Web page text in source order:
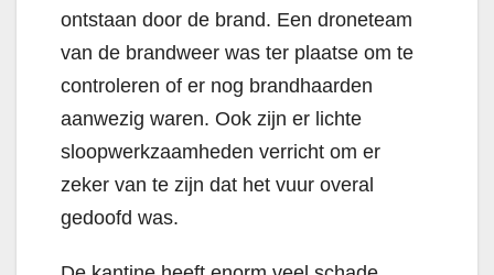
ontstaan door de brand. Een droneteam
van de brandweer was ter plaatse om te
controleren of er nog brandhaarden
aanwezig waren. Ook zijn er lichte
sloopwerkzaamheden verricht om er
zeker van te zijn dat het vuur overal
gedoofd was.